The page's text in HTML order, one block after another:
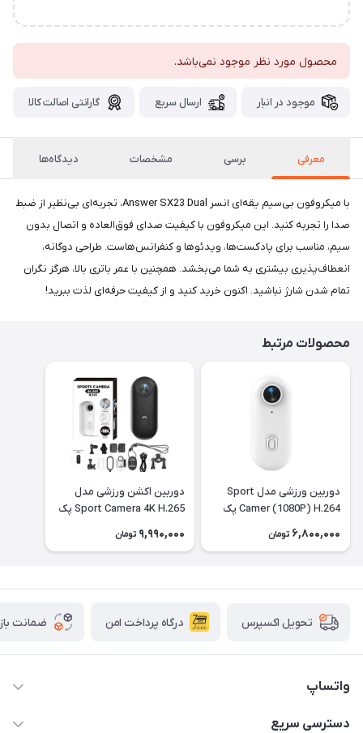
محصول مورد نظر موجود نمی‌باشد.
موجود در انبار ارسال سریع گارانتی اصالت کالا
معرفی برسی مشخصات دیدگاه‌ها
با میکروفون بی‌سیم یقه‌ای انسر Answer SX23 Dual، تجربه‌ای بی‌نظیر از ضبط
صدا را تجربه کنید. این میکروفون با کیفیت صدای فوق‌العاده و اتصال بدون
سیم، مناسب برای پادکست‌ها، ویدئوها و کنفرانس‌هاست. طراحی دوگانه،
انعطاف‌پذیری بیشتری به شما می‌بخشد. همچنین با عمر باتری بالا، هرگز نگران
تمام شدن شارژ نباشید. اکنون خرید کنید و از کیفیت حرفه‌ای لذت ببرید!
محصولات مرتبط
دوربین ورزشی مدل Sport
Camer (1080P) H.264 پک
کامل با تمام تجهیزات رنگ
مشکی
6,800,000 تومان
دوربین اکشن ورزشی مدل
Sport Camera 4K H.265 پک
9,990,000 تومان
تحویل اکسپرس درگاه پرداخت امن ضمانت
واتساپ
09933276933 واتس اپ و اینستاگرام - فقط
دسترسی سریع